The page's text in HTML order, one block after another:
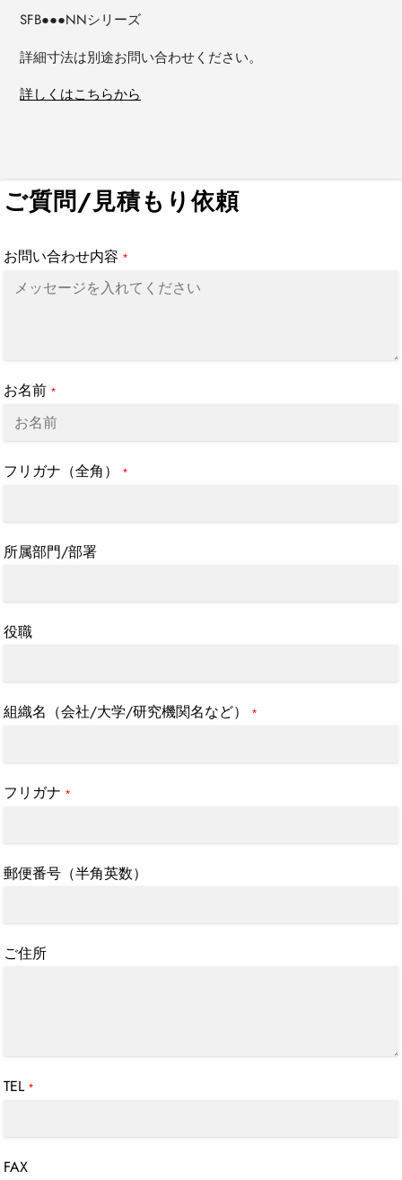
SFB●●●NNシリーズ
詳細寸法は別途お問い合わせください。
詳しくはこちらから
ト
に
を
追
ご質問/見積もり依頼
お問い合わせ内容 *
お名前 *
フリガナ（全角） *
所属部門/部署
役職
組織名（会社/大学/研究機関名など） *
フリガナ *
郵便番号（半角英数）
ご住所
TEL *
FAX